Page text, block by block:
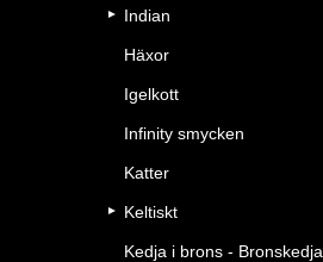
Indian
Häxor
Igelkott
Infinity smycken
Katter
Keltiskt
Kedja i brons - Bronskedja